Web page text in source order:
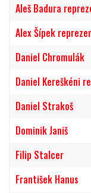
Aleš Badura
Alex Šípek
Daniel Chromulák
Daniel Kereškéni
Daniel Strakoš
Dominik Janiš
Filip Stalcer
František Hanus